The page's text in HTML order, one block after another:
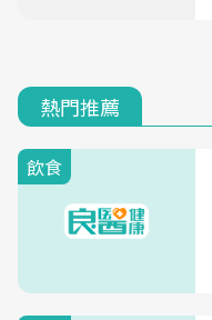
熱門推薦
飲食